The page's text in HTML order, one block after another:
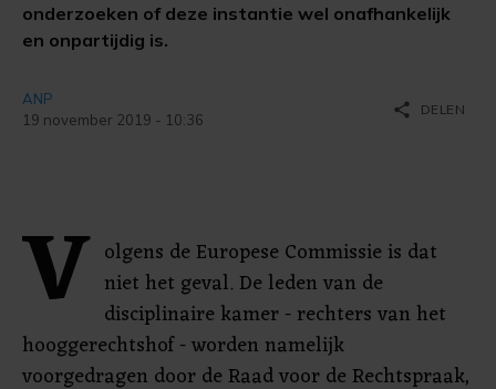
onderzoeken of deze instantie wel onafhankelijk
en onpartijdig is.
ANP
19 november 2019 - 10:36
share DELEN
V olgens de Europese Commissie is dat
niet het geval. De leden van de
disciplinaire kamer - rechters van het
hooggerechtshof - worden namelijk
voorgedragen door de Raad voor de Rechtspraak,